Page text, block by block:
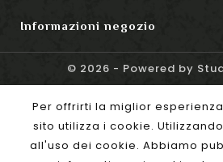
Informazioni negozio
© 2026 - Powered by
Per offrirti la miglior
sito utilizza i cookie.
all'uso dei cookie. Abbiamo